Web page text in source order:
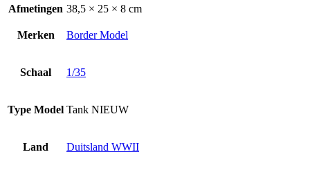
Afmetingen 38,5 × 25 × 8 cm
Merken Border Model
Schaal 1/35
Type Model Tank NIEUW
Land Duitsland WWII